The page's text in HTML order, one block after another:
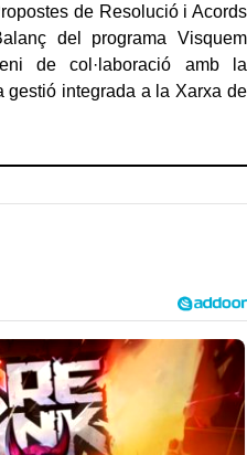
de Resolució i Acords
del programa Visquem
de col·laboració amb la
gestió integrada a la Xarxa de